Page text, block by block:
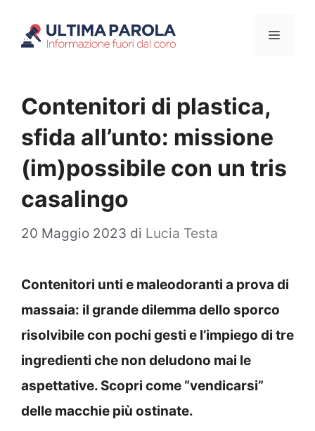
Menu
Contenitori di plastica,
sfida all’unto: missione
(im)possibile con un tris
casalingo
20 Maggio 2023 di Lucia Testa
Contenitori unti e maleodoranti a prova di
massaia: il grande dilemma dello sporco
risolvibile con pochi gesti e l’impiego di tre
ingredienti che non deludono mai le
aspettative. Scopri come “vendicarsi”
delle macchie più ostinate.